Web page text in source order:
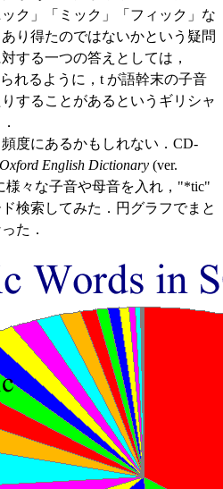
ク」「ミック」「フィック」な
り得たのではないかという疑問
する一つの答えとしては，
れるように，t が語幹末の子音
することがあるというギリシャ
度にあるかもしれない．CD-
English Dictionary (ver.
様々な子音や母音を入れ，"*tic"
検索してみた．円グラフでまと
た．